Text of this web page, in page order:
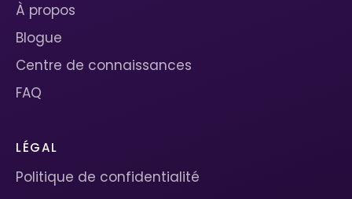
À propos
Blogue
Centre de connaissances
FAQ
LÉGAL
Politique de confidentialité